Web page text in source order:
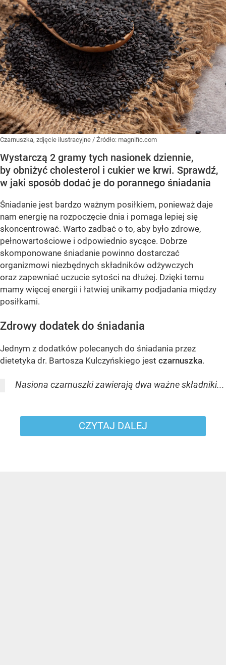
Czarnuszka, zdjęcie ilustracyjne / Źródło: magnific.com
Wystarczą 2 gramy tych nasionek dziennie,
by obniżyć cholesterol i cukier we krwi. Sprawdź,
w jaki sposób dodać je do porannego śniadania
Śniadanie jest bardzo ważnym posiłkiem, ponieważ daje
nam energię na rozpoczęcie dnia i pomaga lepiej się
skoncentrować. Warto zadbać o to, aby było zdrowe,
pełnowartościowe i odpowiednio sycące. Dobrze
skomponowane śniadanie powinno dostarczać
organizmowi niezbędnych składników odżywczych
oraz zapewniać uczucie sytości na dłużej. Dzięki temu
mamy więcej energii i łatwiej unikamy podjadania między
posiłkami.
Zdrowy dodatek do śniadania
Jednym z dodatków polecanych do śniadania przez
dietetyka dr. Bartosza Kulczyńskiego jest czarnuszka.
Nasiona czarnuszki zawierają dwa ważne składniki...
CZYTAJ DALEJ